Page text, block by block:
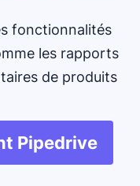
fonctionnalités
les rapports
de produits
Pipedrive